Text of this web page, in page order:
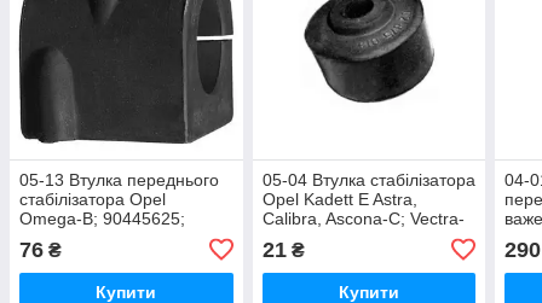
05-13 Втулка переднього
стабілізатора Opel
Omega-B; 90445625;
76 ₴
Купити
05-04 Втулка стабілізатора
Opel Kadett E Astra,
Calibra, Ascona-C; Vectra-
A, Astra Classic; Daewoo
21₴
Купити
04-
290